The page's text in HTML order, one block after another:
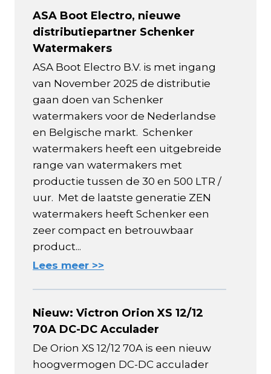
ASA Boot Electro, nieuwe
distributiepartner Schenker
Watermakers
ASA Boot Electro B.V. is met ingang
van November 2025 de distributie
gaan doen van Schenker
watermakers voor de Nederlandse
en Belgische markt. Schenker
watermakers heeft een uitgebreide
range van watermakers met
productie tussen de 30 en 500 LTR /
uur. Met de laatste generatie ZEN
watermakers heeft Schenker een
zeer compact en betrouwbaar
product...
Lees meer >>
Nieuw: Victron Orion XS 12/12
70A DC-DC Acculader
De Orion XS 12/12 70A is een nieuw
hoogvermogen DC-DC acculader